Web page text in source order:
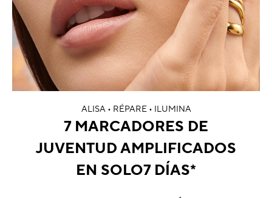
ALISA • RÉPARE • ILUMINA
7 MARCADORES DE
JUVENTUD AMPLIFICADOS
EN SOLO7 DÍAS*